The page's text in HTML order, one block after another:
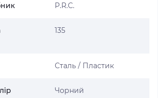
P.R.C.
135
Сталь / Пластик
Чорний